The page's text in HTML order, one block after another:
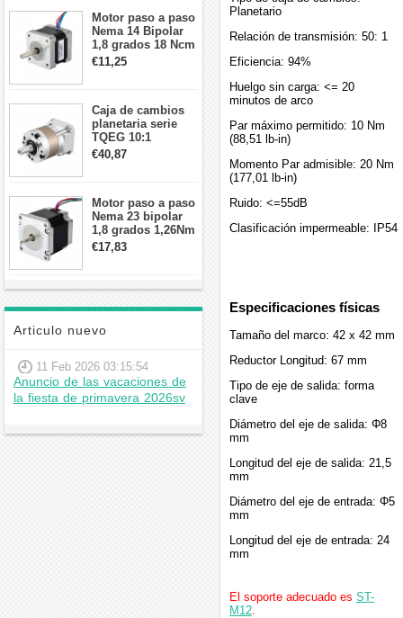
Motor paso a paso
Nema 14 Bipolar
1,8 grados 18 Ncm
0,8 A 5,74 V 35 x
35 x 34 mm 4
€11,25
Caja de cambios
planetaria serie
TQEG 10:1
contragolpe 15
arcmin para motor
€40,87
Motor paso a paso
Nema 23 bipolar
1,8 grados 1,26Nm
2,8A 2,5V
57x57x56mm 4
€17,83
Articulo nuevo
11 Feb 2026 03:15:54
Anuncio de las vacaciones de
la fiesta de primavera 2026sv
Planetario
Relación de transmisión: 50: 1
Eficiencia: 94%
Huelgo sin carga: <= 20
minutos de arco
Par máximo permitido: 10 Nm
(88,51 lb-in)
Momento Par admisible: 20 Nm
(177,01 lb-in)
Ruido: <=55dB
Clasificación impermeable: IP54
Especificaciones físicas
Tamaño del marco: 42 x 42 mm
Reductor Longitud: 67 mm
Tipo de eje de salida: forma
clave
Diámetro del eje de salida: Φ8
mm
Longitud del eje de salida: 21,5
mm
Diámetro del eje de entrada: Φ5
mm
Longitud del eje de entrada: 24
mm
El soporte adecuado es ST-
M12